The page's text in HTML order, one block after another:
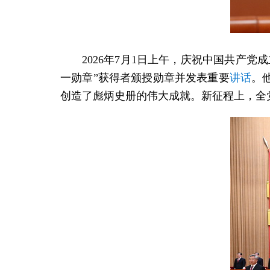
2026年7月1日上午，庆祝中国共产党
一勋章”获得者颁授勋章并发表重要讲话。
创造了彪炳史册的伟大成就。新征程上，